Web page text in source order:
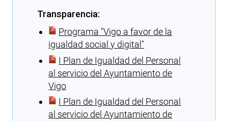
Transparencia:
Programa ″Vigo a favor de la
igualdad social y digital″
I Plan de Igualdad del Personal
al servicio del Ayuntamiento de
Vigo
I Plan de Igualdad del Personal
al servicio del Ayuntamiento de